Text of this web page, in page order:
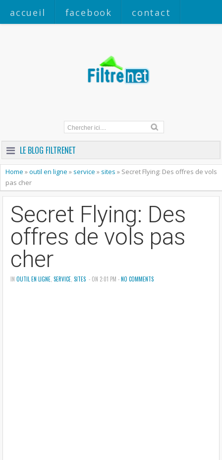
accueil facebook contact
LE BLOG FILTRENET
Home »outil en ligne » service » sites » Secret Flying: Des offres de vols
pas cher
Secret Flying: Des
offres de vols pas
cher
IN OUTIL EN LIGNE SERVICE SITES - ON 2:01 PM -NO COMMENTS